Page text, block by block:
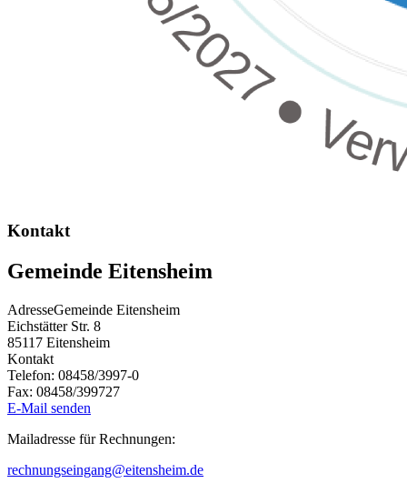
Kontakt
Gemeinde Eitensheim
AdresseGemeinde Eitensheim
Eichstätter Str. 8
85117 Eitensheim
Kontakt
Telefon: 08458/3997-0
Fax: 08458/399727
E-Mail senden
Mailadresse für Rechnungen:
rechnungseingang@eitensheim.de